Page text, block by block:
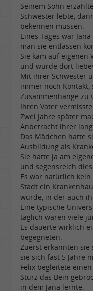
Seinem Sohn
Schwester lebte,
bekennen müssen.
Eines Tages war
man sie entlassen
Sie kam auf eigenen
und wurde dort
Mit ihrer Schwester
immer noch
Zusammenhänge zu
Ihren Vater
Zwei Jahre später
Anbetracht ihrer
Das Mädchen hatte
Ausbildung als
Sie hatte ja am
und segensreich
Es war natürlich
Stadt ein
würde, in der auch
Eine typische
täglich waren viele
Es dauerte wirklich
begegneten.
Zuerst erkannten
sie sich fast 5 Jahre
Felix begleitete
Sturz das Bein
in dem Jana lernte.